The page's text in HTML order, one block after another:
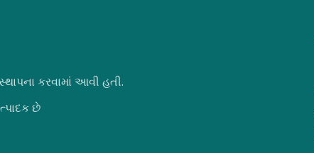
કરવામાં આવી હતી.
છે